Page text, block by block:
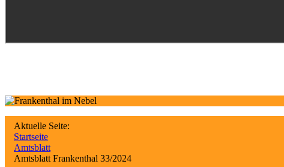
Aktuelle Seite:
Startseite
Amtsblatt
Amtsblatt Frankenthal 33/2024